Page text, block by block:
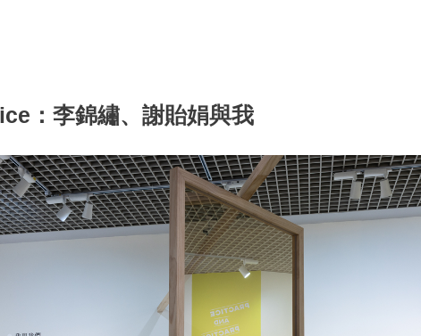
：李錦繡、謝貽娟與我